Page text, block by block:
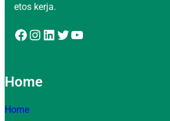
etos kerja.
Facebook Instagram LinkedIn Twitter YouTube
Home
Home